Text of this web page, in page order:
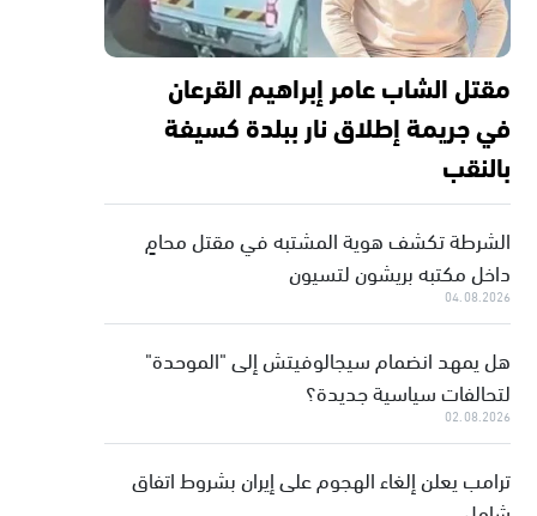
مقتل الشاب عامر إبراهيم القرعان
في جريمة إطلاق نار ببلدة كسيفة
بالنقب
الشرطة تكشف هوية المشتبه في مقتل محامٍ
داخل مكتبه بريشون لتسيون
04.08.2026
هل يمهد انضمام سيجالوفيتش إلى "الموحدة"
لتحالفات سياسية جديدة؟
02.08.2026
ترامب يعلن إلغاء الهجوم على إيران بشروط اتفاق